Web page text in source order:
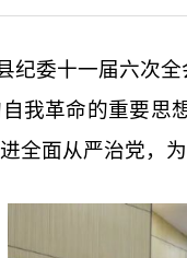
纪委十一届六次
自我革命的重要思
全面从严治党，